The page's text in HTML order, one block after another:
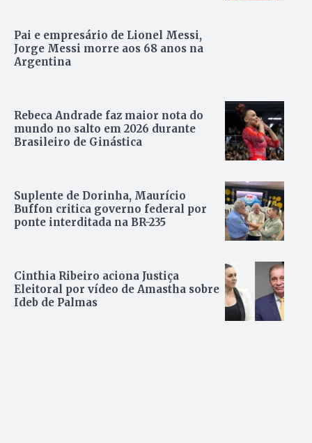
Pai e empresário de Lionel Messi,
Jorge Messi morre aos 68 anos na
Argentina
Rebeca Andrade faz maior nota do
mundo no salto em 2026 durante
Brasileiro de Ginástica
Suplente de Dorinha, Maurício
Buffon critica governo federal por
ponte interditada na BR-235
Cinthia Ribeiro aciona Justiça
Eleitoral por vídeo de Amastha sobre
Ideb de Palmas